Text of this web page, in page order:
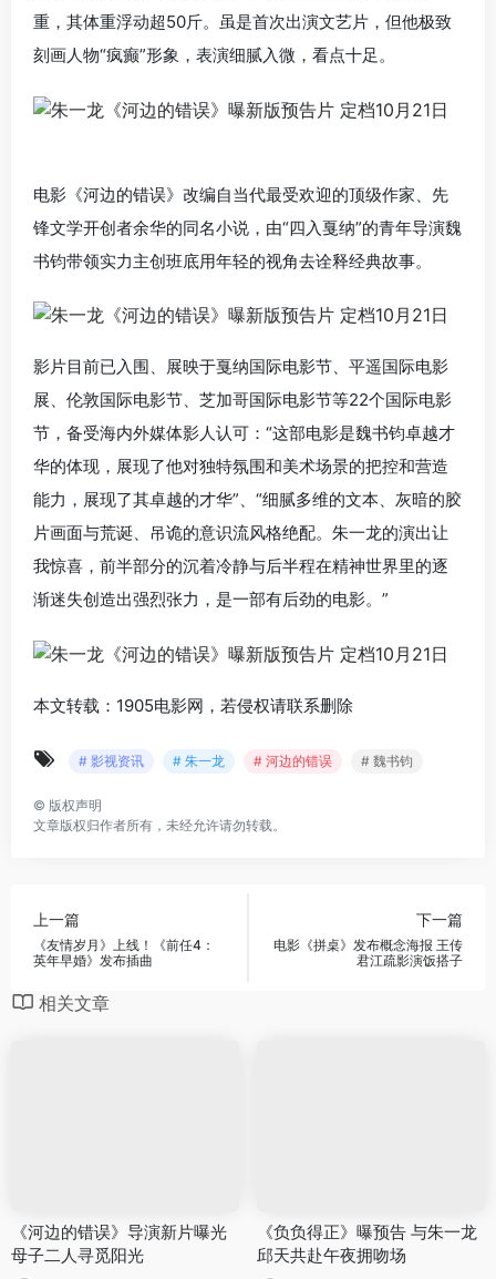
重，其体重浮动超50斤。虽是首次出演文艺片，但他极致
刻画人物“疯癫”形象，表演细腻入微，看点十足。
电影《河边的错误》改编自当代最受欢迎的顶级作家、先
锋文学开创者余华的同名小说，由“四入戛纳”的青年导演魏
书钧带领实力主创班底用年轻的视角去诠释经典故事。
影片目前已入围、展映于戛纳国际电影节、平遥国际电影
展、伦敦国际电影节、芝加哥国际电影节等22个国际电影
节，备受海内外媒体影人认可：“这部电影是魏书钧卓越才
华的体现，展现了他对独特氛围和美术场景的把控和营造
能力，展现了其卓越的才华”、“细腻多维的文本、灰暗的胶
片画面与荒诞、吊诡的意识流风格绝配。朱一龙的演出让
我惊喜，前半部分的沉着冷静与后半程在精神世界里的逐
渐迷失创造出强烈张力，是一部有后劲的电影。”
本文转载：1905电影网，若侵权请联系删除
# 影视资讯 # 朱一龙 # 河边的错误 # 魏书钧
© 版权声明
文章版权归作者所有，未经允许请勿转载。
上一篇
《友情岁月》上线！《前任4：
英年早婚》发布插曲
下一篇
电影《拼桌》发布概念海报 王传
君江疏影演饭搭子
相关文章
《河边的错误》导演新片曝光
母子二人寻觅阳光
《负负得正》曝预告 与朱一龙
邱天共赴午夜拥吻场